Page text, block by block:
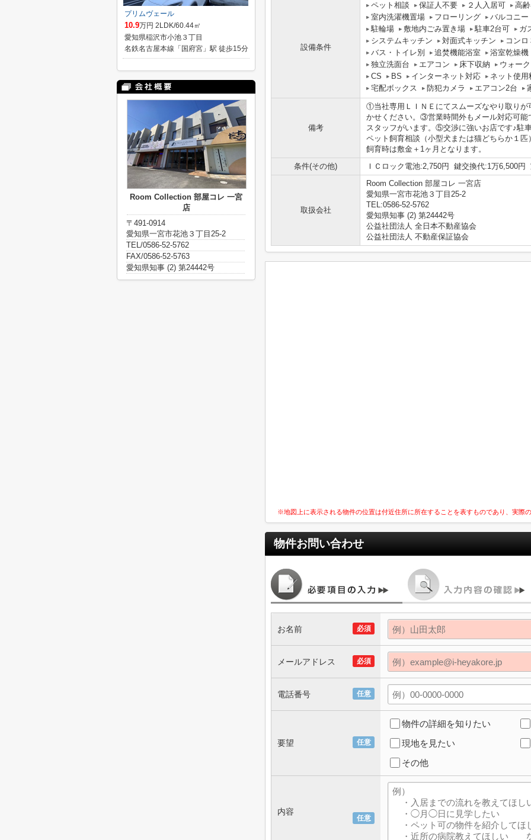
設備条件
ペット相談 保証人不要 ２人入居可
高
室内洗濯機置場
フローリング
バルコニー
駐輪場
敷地内ごみ置き場 駐車2台可
ガ
システムキッチン
対面式キッチン
コンロ
バス・トイレ別
追焚機能浴室
浴室乾燥機
独立洗面台
エアコン 床下収納
ウォー
CS
BS インターネット対応
ネット使用
宅配ボックス
防犯カメラ エアコン2台
備考
①当社専用ＬＩＮＥにてスムーズなやり取り
かせください。③営業時間外もメール対応可
スタッフがいます。⑤交渉に強いお店です♪駐
ペット飼育相談（小型犬または猫どちらか１匹
飼育時は敷金＋1ヶ月となります。
条件(その他)
ＩＣロック電池:2,750円 鍵交換代:1万6,500
取扱会社
Room Collection 部屋コレ 一宮店
愛知県一宮市花池３丁目25-2
TEL:0586-52-5762
愛知県知事 (2) 第24442号
公益社団法人 全日本不動産協会
公益社団法人 不動産保証協会
※地図上に表示される物件の位置は付近住所に所在することを表すものであり、実際
物件お問い合わせ
必須
お名前
必須
メールアドレス
任意
電話番号
任意
要望
物件の詳細を知りたい
現地を見たい
その他
任意
内容
プリムヴェール
10.9万円 2LDK/60.44㎡
愛知県稲沢市小池３丁目
名鉄名古屋本線「国府宮」駅 徒歩15分
Room Collection 部屋コレ 一宮
店
〒491-0914
愛知県一宮市花池３丁目25-2
TEL/0586-52-5762
FAX/0586-52-5763
愛知県知事 (2) 第24442号